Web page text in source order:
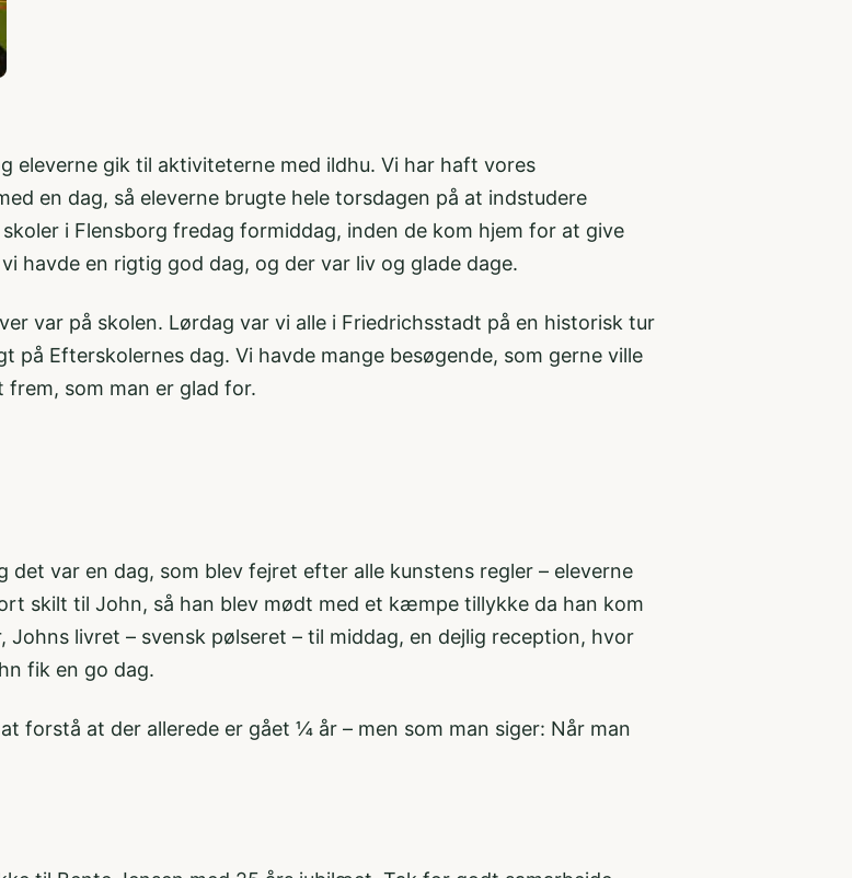
eleverne gik til aktiviteterne med ildhu. Vi har haft vores
en dag, så eleverne brugte hele torsdagen på at indstudere
i Flensborg fredag formiddag, inden de kom hjem for at give
havde en rigtig god dag, og der var liv og glade dage.
var på skolen. Lørdag var vi alle i Friedrichsstadt på en historisk tur
på Efterskolernes dag. Vi havde mange besøgende, som gerne ville
som man er glad for.
var en dag, som blev fejret efter alle kunstens regler – eleverne
skilt til John, så han blev mødt med et kæmpe tillykke da han kom
livret – svensk pølseret – til middag, en dejlig reception, hvor
fik en go dag.
at der allerede er gået ¼ år – men som man siger: Når man